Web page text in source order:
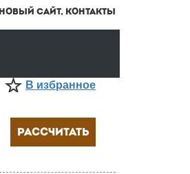
НОВЫЙ САЙТ, КОНТАКТЫ
В избранное
РАССЧИТАТЬ